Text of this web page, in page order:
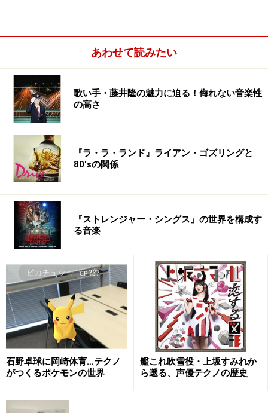
ージシャンとしても出演しています（この映画はその手
のお遊びが多いです）。大きなテーマは、「ロックと芸
能界の不条理な関係」。多分、名作と位置付けられてい
ない映画でしょうが、愛すべき映画です。
※記事内容は執筆時点のものです。最新の内容をご確認くださ
い。
あわせて読みたい
歌い手・藤井隆の魅力に迫る！侮れない音楽性
の高さ
『ラ・ラ・ランド』ライアン・ゴズリングと
80'sの関係
『ストレンジャー・シングス』の世界を構成す
る音楽
石野卓球に岡崎体育…テクノ
がつくるポケモンの世界
艦これ吹雪役・上坂すみれか
ら遡る、声優テクノの歴史